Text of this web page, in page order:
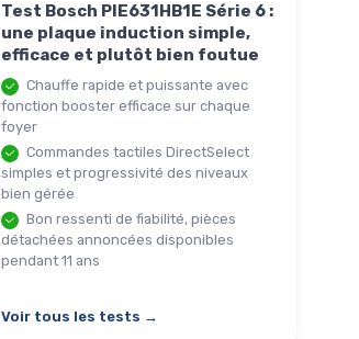
Test Bosch PIE631HB1E Série 6 :
une plaque induction simple,
efficace et plutôt bien foutue
Chauffe rapide et puissante avec
fonction booster efficace sur chaque
foyer
Commandes tactiles DirectSelect
simples et progressivité des niveaux
bien gérée
Bon ressenti de fiabilité, pièces
détachées annoncées disponibles
pendant 11 ans
Voir tous les tests →